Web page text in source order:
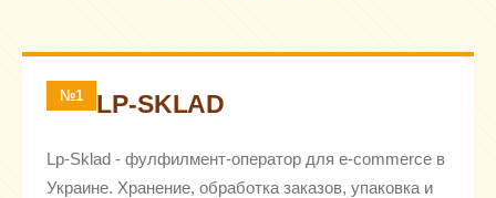
№1 LP-SKLAD
Lp-Sklad - фулфилмент-оператор для e-commerce в
Украине. Хранение, обработка заказов, упаковка и